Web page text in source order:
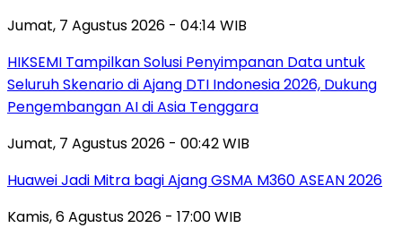
Jumat, 7 Agustus 2026 - 04:14 WIB
HIKSEMI Tampilkan Solusi Penyimpanan Data untuk
Seluruh Skenario di Ajang DTI Indonesia 2026, Dukung
Pengembangan AI di Asia Tenggara
Jumat, 7 Agustus 2026 - 00:42 WIB
Huawei Jadi Mitra bagi Ajang GSMA M360 ASEAN 2026
Kamis, 6 Agustus 2026 - 17:00 WIB